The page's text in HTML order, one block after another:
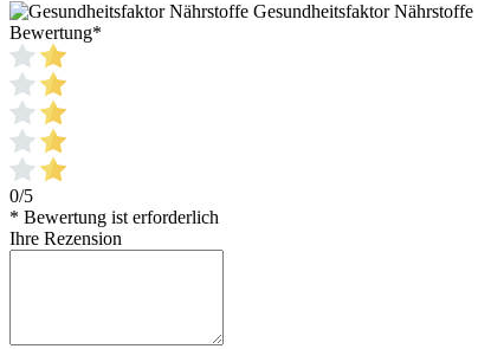
Gesundheitsfaktor Nährstoffe
Bewertung*
0/5
* Bewertung ist erforderlich
Ihre Rezension